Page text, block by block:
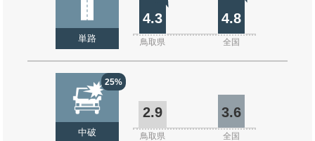
単路
4.3 4.8
鳥取県 全国
25%
中破
2.9 3.6
鳥取県 全国